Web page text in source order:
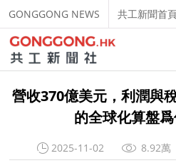
GONGGONG NEWS 共工新聞首
營收370億美元，利潤與
的全球化算盤
2025-11-02 8.92萬